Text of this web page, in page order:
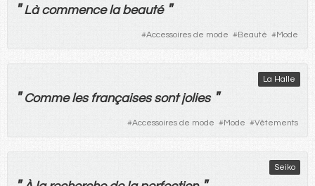
" Là commence la beauté "
#Accessoires de mode #Beauté #Mode
La Halle
" Comme les françaises sont jolies "
#Accessoires de mode #Mode #Vêtements
Seiko